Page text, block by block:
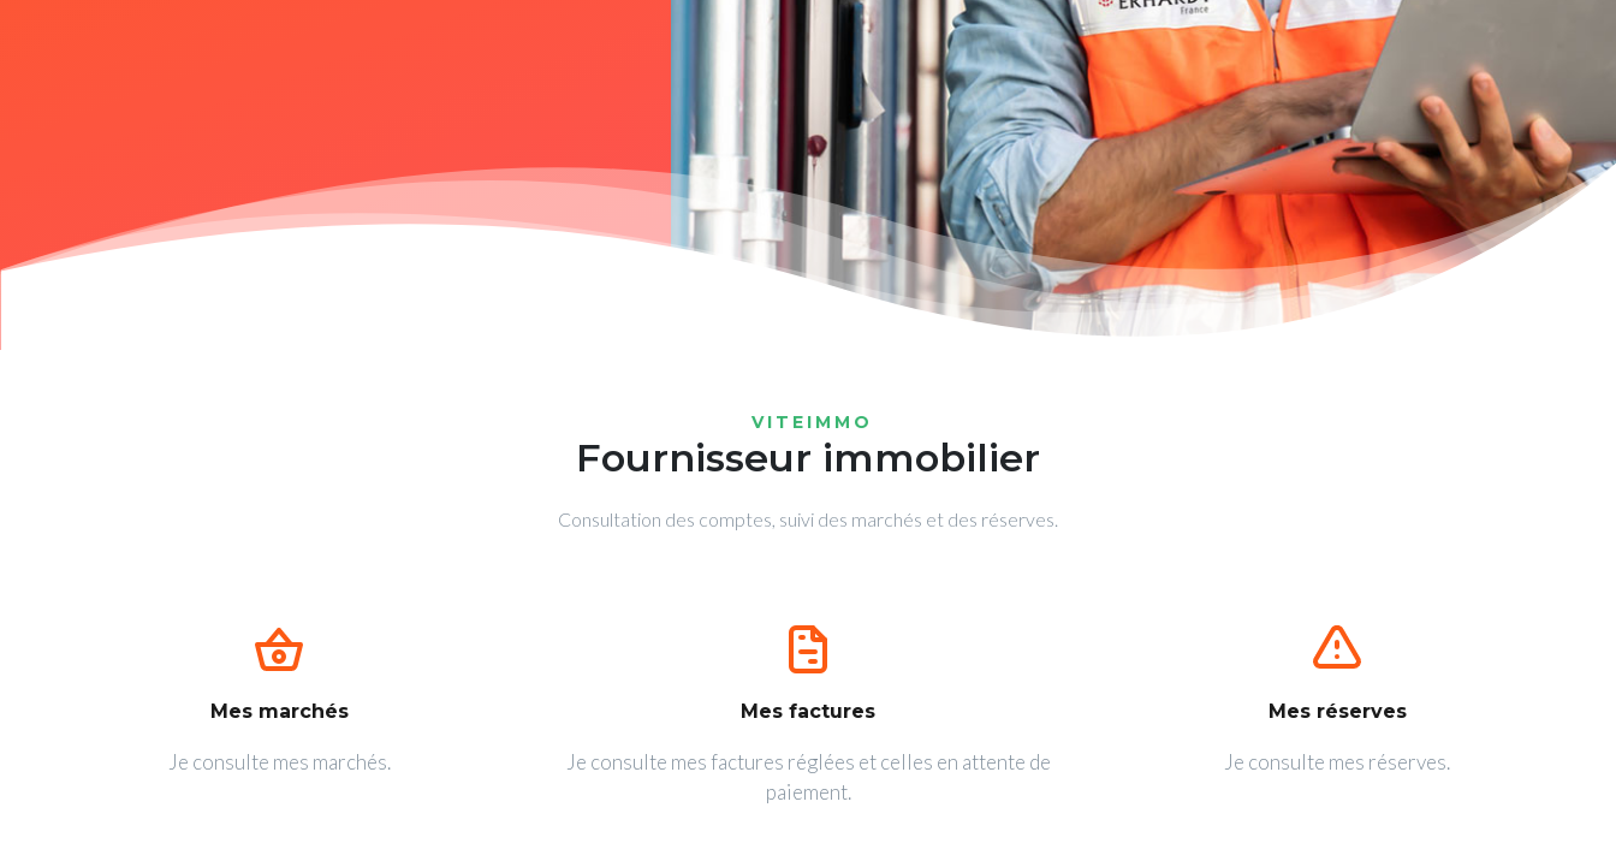
VITEIMMO
Fournisseur immobilier
Consultation des comptes, suivi des marchés et des réserves.
Mes marchés
Je consulte mes marchés.
Mes factures
Je consulte mes factures réglées et celles en attente de
paiement.
Mes réserves
Je consulte mes réserves.